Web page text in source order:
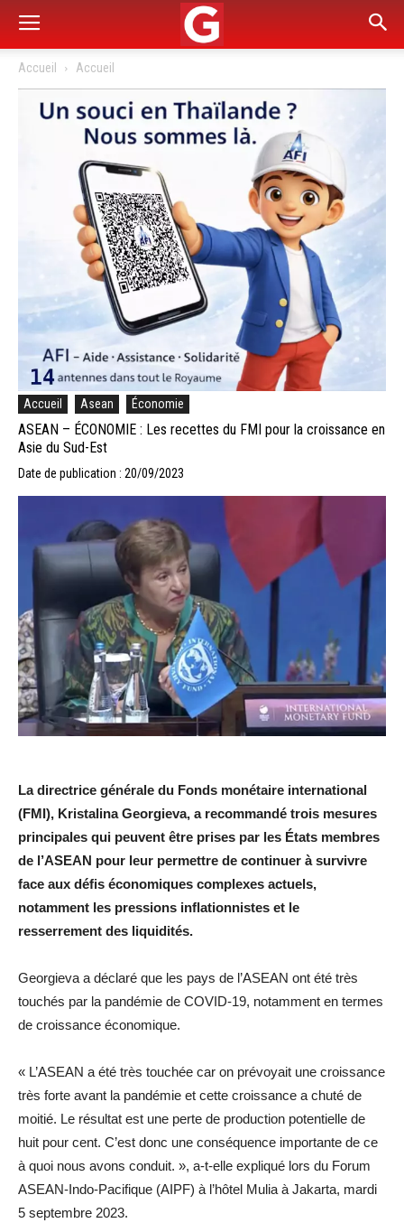
Accueil Accueil
Accueil Asean Économie
ASEAN – ÉCONOMIE : Les recettes du FMI pour la croissance en
Asie du Sud-Est
Date de publication : 20/09/2023
La directrice générale du Fonds monétaire international
(FMI), Kristalina Georgieva, a recommandé trois mesures
principales qui peuvent être prises par les États membres
de l’ASEAN pour leur permettre de continuer à survivre
face aux défis économiques complexes actuels,
notamment les pressions inflationnistes et le
resserrement des liquidités.
Georgieva a déclaré que les pays de l’ASEAN ont été très
touchés par la pandémie de COVID-19, notamment en termes
de croissance économique.
« L’ASEAN a été très touchée car on prévoyait une croissance
très forte avant la pandémie et cette croissance a chuté de
moitié. Le résultat est une perte de production potentielle de
huit pour cent. C’est donc une conséquence importante de ce
à quoi nous avons conduit. », a-t-elle expliqué lors du Forum
ASEAN-Indo-Pacifique (AIPF) à l’hôtel Mulia à Jakarta, mardi
5 septembre 2023.